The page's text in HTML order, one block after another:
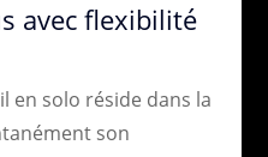
avec flexibilité
en solo réside dans la
son